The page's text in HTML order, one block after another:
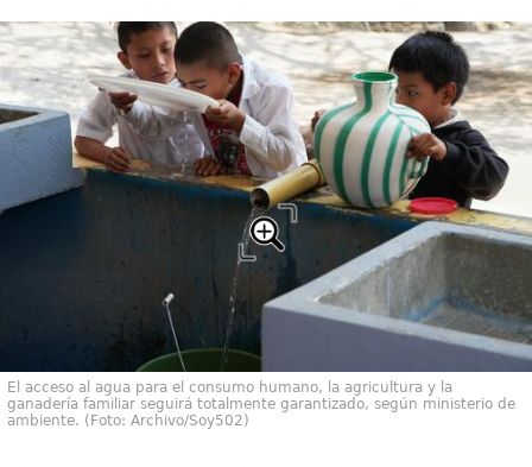
El acceso al agua para el consumo humano, la agricultura y la
ganadería familiar seguirá totalmente garantizado, según ministerio de
ambiente. (Foto: Archivo/Soy502)